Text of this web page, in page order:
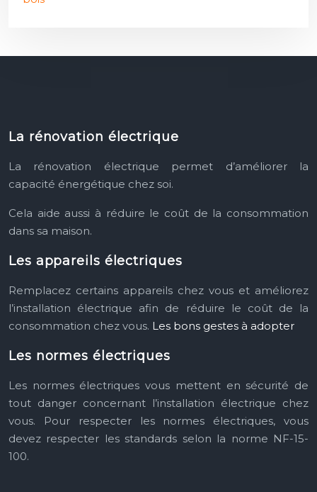
La rénovation électrique
La rénovation électrique permet d’améliorer la
capacité énergétique chez soi.
Cela aide aussi à réduire le coût de la consommation
dans sa maison.
Les appareils électriques
Remplacez certains appareils chez vous et améliorez
l’installation électrique afin de réduire le coût de la
consommation chez vous. Les bons gestes à adopter
Les normes électriques
Les normes électriques vous mettent en sécurité de
tout danger concernant l’installation électrique chez
vous. Pour respecter les normes électriques, vous
devez respecter les standards selon la norme NF-15-
100.